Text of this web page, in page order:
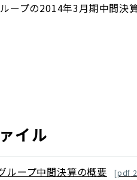
ープの2014年3月期中間決
イル
ループ中間決算の概要 [pdf